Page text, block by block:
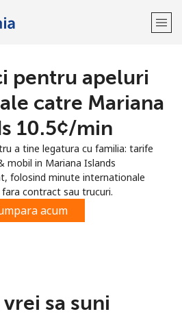
ai venit!
te cu
pentru apeluri
catre Mariana
⁦10.5¢⁩/min
a tine legatura cu familia: tarife
mobil in Mariana Islands
folosind minute internationale
contract sau trucuri.
acum
sa suni